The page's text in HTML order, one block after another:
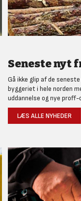
Seneste nyt
Gå ikke glip af de
byggeriet i hele norden
uddannelse og nye
LÆS ALLE NYHEDER